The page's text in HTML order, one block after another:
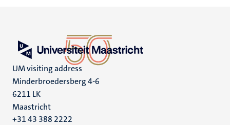
UM visiting address
Minderbroedersberg 4-6
6211 LK
Maastricht
+31 43 388 2222